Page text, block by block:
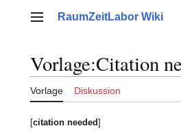
Hauptmenü
RaumZeitLabor Wiki
Vorlage:Citation
Vorlage Diskussion
citation needed